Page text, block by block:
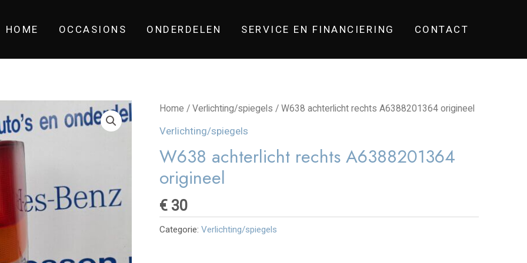
HOME OCCASIONS ONDERDELEN SERVICE EN FINANCIERING CONTACT
Home /Verlichting/spiegels / W638 achterlicht rechts A6388201364 origineel
Verlichting/spiegels
W638 achterlicht rechts A6388201364
origineel
€ 30
Categorie:Verlichting/spiegels